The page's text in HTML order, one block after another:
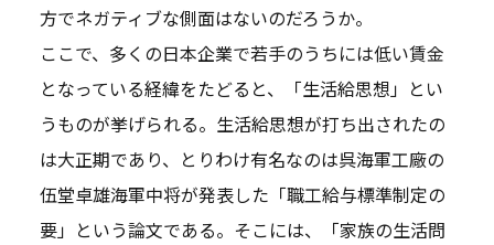
方でネガティブな側面はないのだろうか。
ここで、多くの日本企業で若手のうちには低い賃金
となっている経緯をたどると、「生活給思想」とい
うものが挙げられる。生活給思想が打ち出されたの
は大正期であり、とりわけ有名なのは呉海軍工廠の
伍堂卓雄海軍中将が発表した「職工給与標準制定の
要」という論文である。そこには、「家族の生活問